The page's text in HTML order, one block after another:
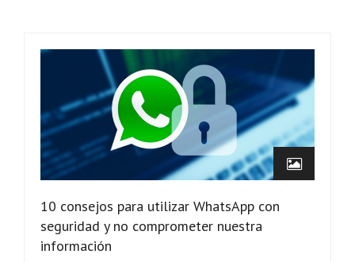
10 consejos para utilizar WhatsApp con
seguridad y no comprometer nuestra
información